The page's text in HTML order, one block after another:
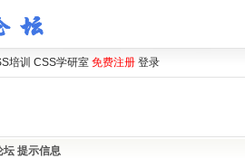
培训 CSS学研室 免费注册 登录
坛 提示信息